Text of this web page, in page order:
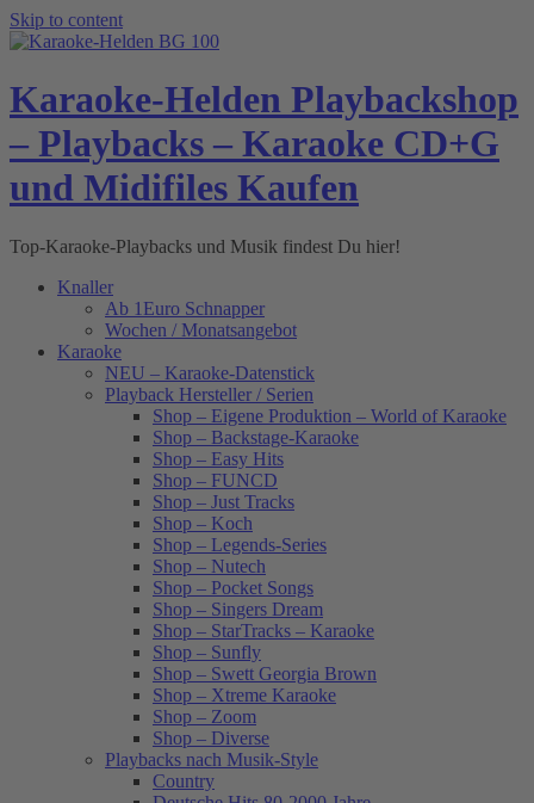
Skip to content
Karaoke-Helden Playbackshop
– Playbacks – Karaoke CD+G
und Midifiles Kaufen
Top-Karaoke-Playbacks und Musik findest Du hier!
Knaller
Ab 1Euro Schnapper
Wochen / Monatsangebot
Karaoke
NEU – Karaoke-Datenstick
Playback Hersteller / Serien
Shop – Eigene Produktion – World of Karaoke
Shop – Backstage-Karaoke
Shop – Easy Hits
Shop – FUNCD
Shop – Just Tracks
Shop – Koch
Shop – Legends-Series
Shop – Nutech
Shop – Pocket Songs
Shop – Singers Dream
Shop – StarTracks – Karaoke
Shop – Sunfly
Shop – Swett Georgia Brown
Shop – Xtreme Karaoke
Shop – Zoom
Shop – Diverse
Playbacks nach Musik-Style
Country